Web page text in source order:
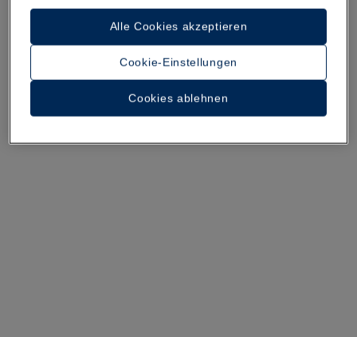
29 Fotos und Videos anzeigen
Cookie-Einstellungen
Cookies ablehnen
Alle Cookies akzeptieren